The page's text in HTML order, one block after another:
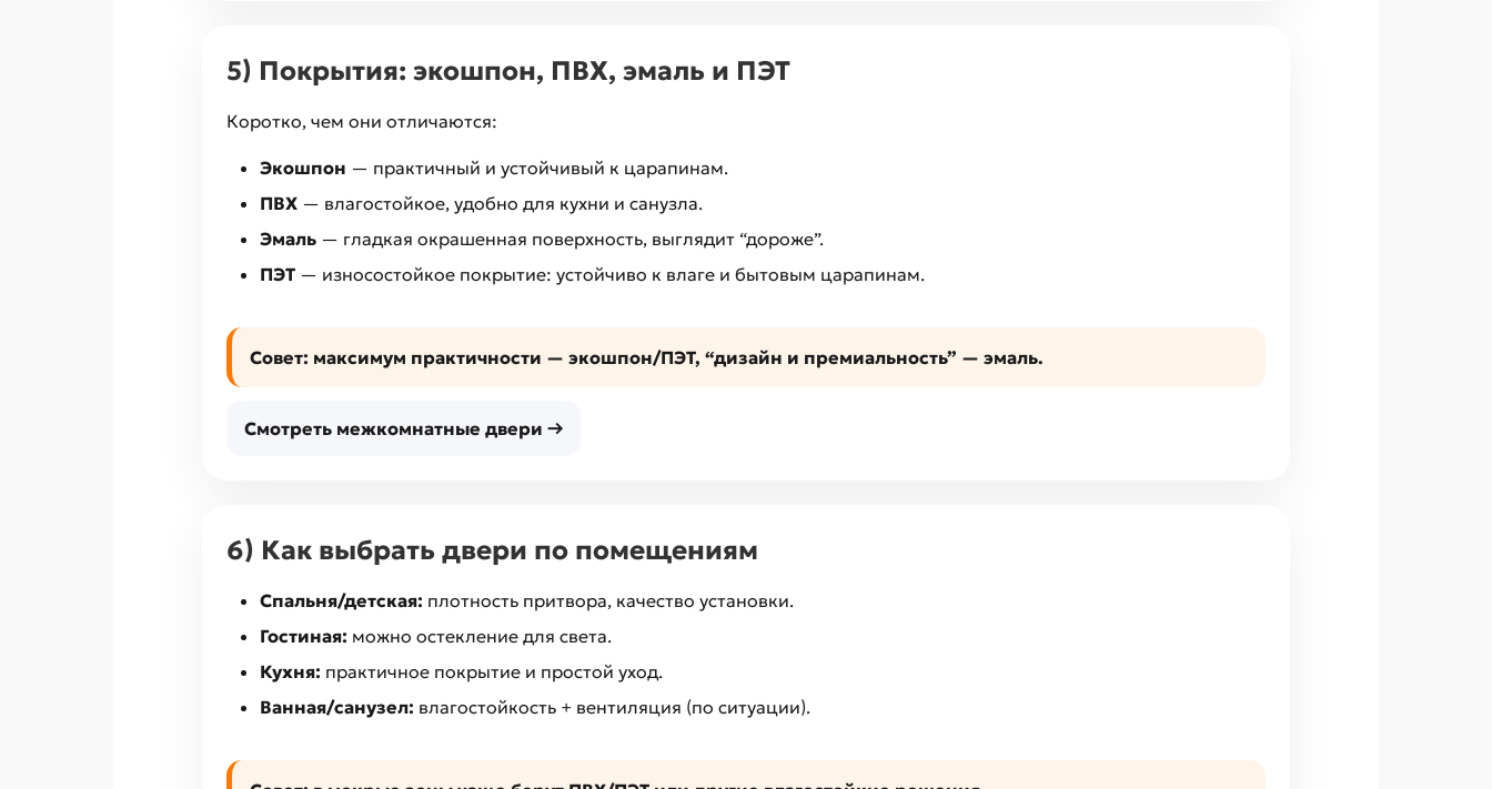
5) Покрытия: экошпон, ПВХ, эмаль и ПЭТ
Коротко, чем они отличаются:
Экошпон — практичный и устойчивый к царапинам.
ПВХ — влагостойкое, удобно для кухни и санузла.
Эмаль — гладкая окрашенная поверхность, выглядит “дороже”.
ПЭТ — износостойкое покрытие: устойчиво к влаге и бытовым царапинам.
Совет: максимум практичности — экошпон/ПЭТ, “дизайн и премиальность” — эмаль.
Смотреть межкомнатные двери →
6) Как выбрать двери по помещениям
Спальня/детская: плотность притвора, качество установки.
Гостиная: можно остекление для света.
Кухня: практичное покрытие и простой уход.
Ванная/санузел: влагостойкость + вентиляция (по ситуации).